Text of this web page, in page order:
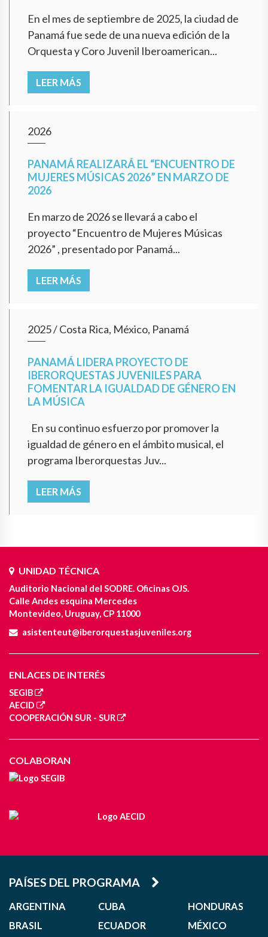
En el mes de septiembre de 2025, la ciudad de
Panamá fue sede de una nueva edición de la
Orquesta y Coro Juvenil Iberoamerican...
LEER MÁS
2026
PANAMÁ REALIZARÁ EL “ENCUENTRO DE
MUJERES MÚSICAS 2026” EN MARZO DE
2026
En marzo de 2026 se llevará a cabo el
proyecto “Encuentro de Mujeres Músicas
2026” , presentado por Panamá...
LEER MÁS
2025/Costa Rica, México, Panamá
PANAMÁ LIDERA PROYECTO DE
IBERORQUESTAS JUVENILES PARA
FOMENTAR LA IGUALDAD DE GÉNERO EN
LA MÚSICA
En su continuo esfuerzo por promover la
igualdad de género en el ámbito musical, el
programa Iberorquestas Juv...
LEER MÁS
UNIDAD TÉCNICA
Auditorio Nacional del SODRE. Oficinas OJS.
Calle Andes esquina Mercedes
Montevideo, Uruguay, CP 11000
asistenteut@iberorquestasjuveniles.org
ENLACES DE INTERÉS
SEGIB
AECID
COOPERACIÓN SUR - SUR
COLABORAN
PAÍSES DEL PROGRAMA
ARGENTINA
BRASIL
CUBA
ECUADOR
HONDURAS
MÉXICO